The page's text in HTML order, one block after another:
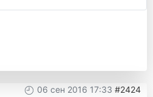
06 сен 2016 17:33 #2424